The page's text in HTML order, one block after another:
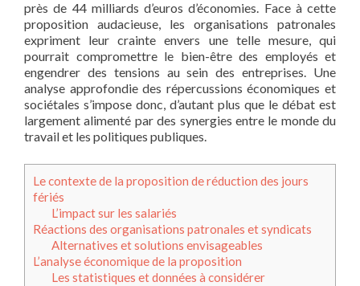
près de 44 milliards d’euros d’économies. Face à cette
proposition audacieuse, les organisations patronales
expriment leur crainte envers une telle mesure, qui
pourrait compromettre le bien-être des employés et
engendrer des tensions au sein des entreprises. Une
analyse approfondie des répercussions économiques et
sociétales s’impose donc, d’autant plus que le débat est
largement alimenté par des synergies entre le monde du
travail et les politiques publiques.
Le contexte de la proposition de réduction des jours
fériés
L’impact sur les salariés
Réactions des organisations patronales et syndicats
Alternatives et solutions envisageables
L’analyse économique de la proposition
Les statistiques et données à considérer